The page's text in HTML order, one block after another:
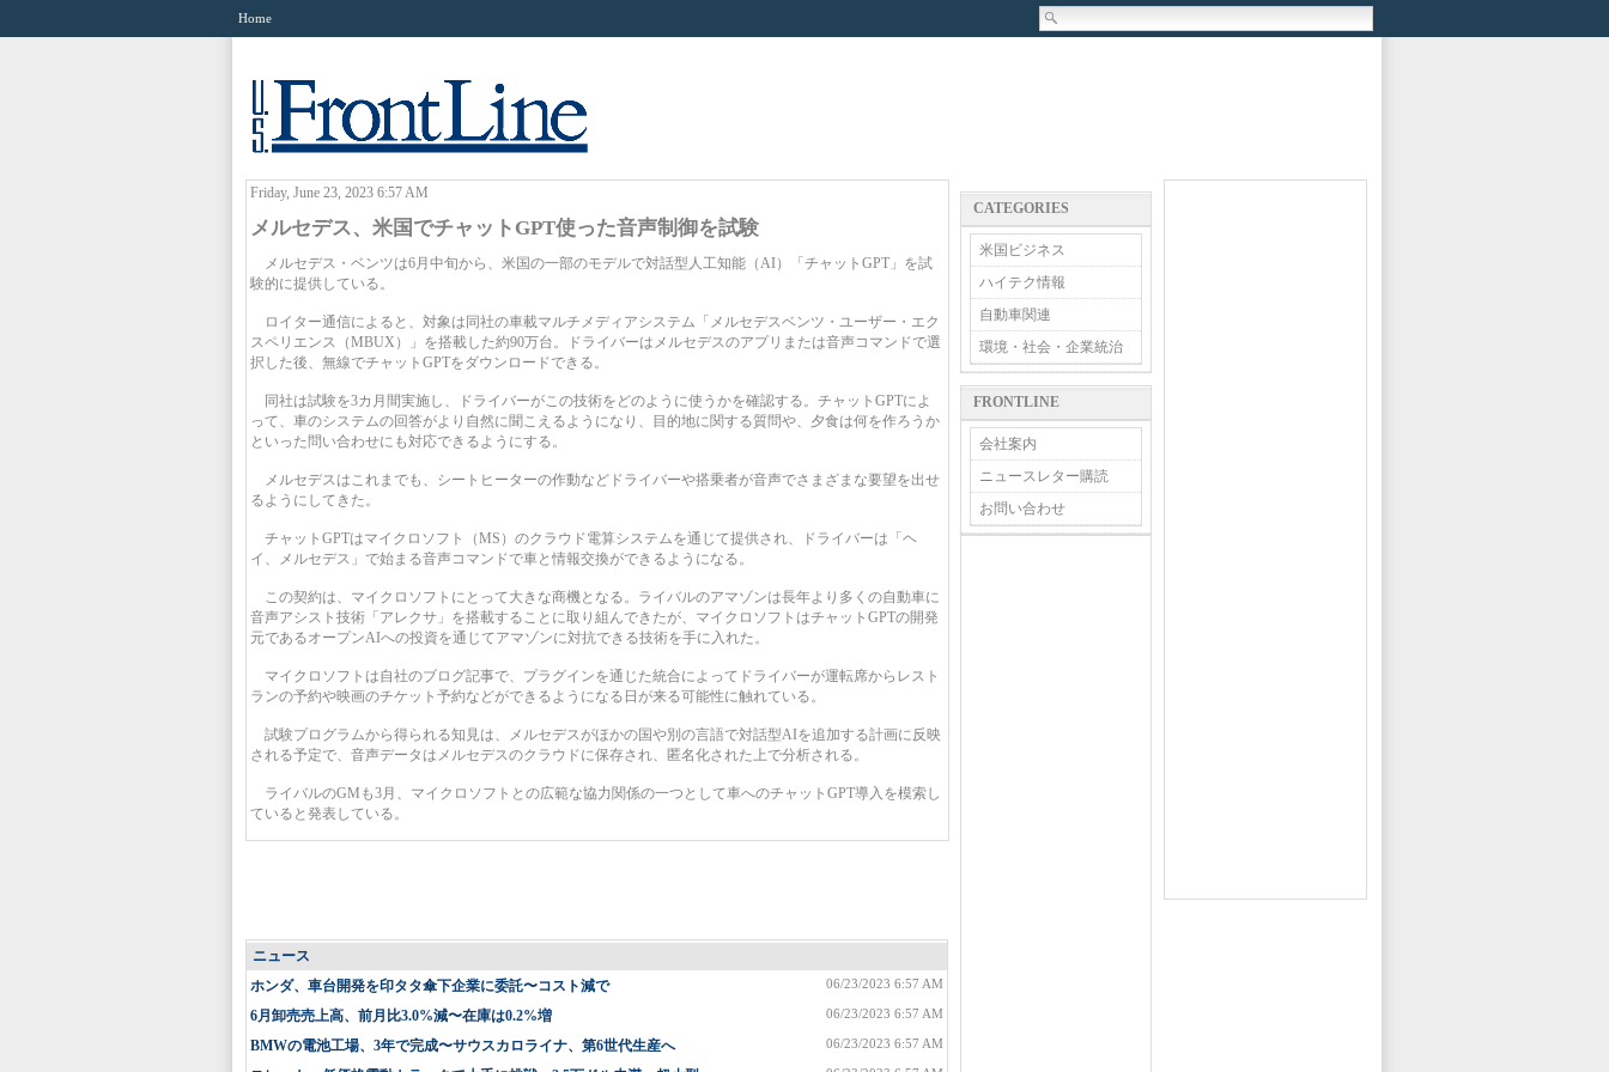
Home
Friday, June 23, 2023 6:57 AM
メルセデス、米国でチャットGPT使った音声制御を試験
メルセデス・ベンツは6月中旬から、米国の一部のモデルで対話型人工知能（AI）「チャットGPT」を試
験的に提供している。
ロイター通信によると、対象は同社の車載マルチメディアシステム「メルセデスベンツ・ユーザー・エク
スペリエンス（MBUX）」を搭載した約90万台。ドライバーはメルセデスのアプリまたは音声コマンドで選
択した後、無線でチャットGPTをダウンロードできる。
同社は試験を3カ月間実施し、ドライバーがこの技術をどのように使うかを確認する。チャットGPTによ
って、車のシステムの回答がより自然に聞こえるようになり、目的地に関する質問や、夕食は何を作ろうか
といった問い合わせにも対応できるようにする。
メルセデスはこれまでも、シートヒーターの作動などドライバーや搭乗者が音声でさまざまな要望を出せ
るようにしてきた。
チャットGPTはマイクロソフト（MS）のクラウド電算システムを通じて提供され、ドライバーは「ヘ
イ、メルセデス」で始まる音声コマンドで車と情報交換ができるようになる。
この契約は、マイクロソフトにとって大きな商機となる。ライバルのアマゾンは長年より多くの自動車に
音声アシスト技術「アレクサ」を搭載することに取り組んできたが、マイクロソフトはチャットGPTの開発
元であるオープンAIへの投資を通じてアマゾンに対抗できる技術を手に入れた。
マイクロソフトは自社のブログ記事で、プラグインを通じた統合によってドライバーが運転席からレスト
ランの予約や映画のチケット予約などができるようになる日が来る可能性に触れている。
試験プログラムから得られる知見は、メルセデスがほかの国や別の言語で対話型AIを追加する計画に反映
される予定で、音声データはメルセデスのクラウドに保存され、匿名化された上で分析される。
ライバルのGMも3月、マイクロソフトとの広範な協力関係の一つとして車へのチャットGPT導入を模索し
ていると発表している。
ニュース
06/23/2023 6:57 AM
ホンダ、車台開発を印タタ傘下企業に委託〜コスト減で
06/23/2023 6:57 AM
6月卸売売上高、前月比3.0%減〜在庫は0.2%増
06/23/2023 6:57 AM
BMWの電池工場、3年で完成〜サウスカロライナ、第6世代生産へ
CATEGORIES
米国ビジネス
ハイテク情報
自動車関連
環境・社会・企業統治
FRONTLINE
会社案内
ニュースレター購読
お問い合わせ